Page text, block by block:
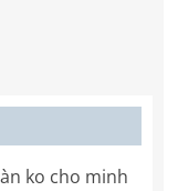
ko cho minh